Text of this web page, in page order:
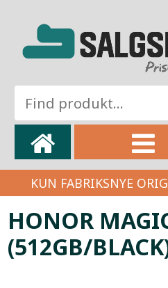
KUN FABRIKSNYE
HONOR
(512GB/